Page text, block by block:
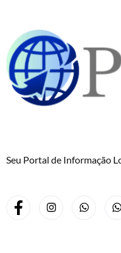
Seu Portal de Informação